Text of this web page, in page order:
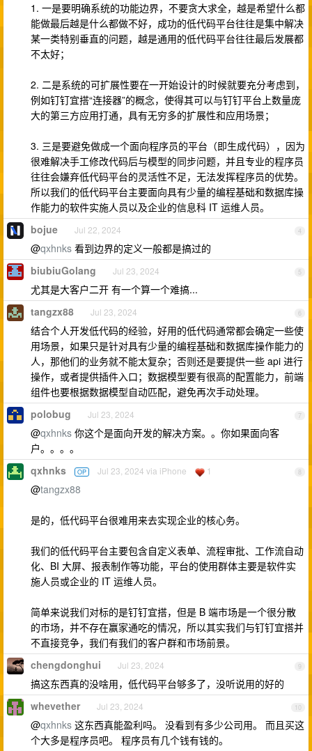
1. 一是要明确系统的功能边界，不要贪大求全，越是希望什么都
能做最后越是什么都做不好，成功的低代码平台往往是集中解决
某一类特别垂直的问题，越是通用的低代码平台往往最后发展都
不太好；
2. 二是系统的可扩展性要在一开始设计的时候就要充分考虑到，
例如钉钉宜搭“连接器”的概念，使得其可以与钉钉平台上数量庞
大的第三方应用打通，具有无穷多的扩展性和应用场景；
3. 三是要避免做成一个面向程序员的平台（即生成代码），因为
很难解决手工修改代码后与模型的同步问题，并且专业的程序员
往往会嫌弃低代码平台的灵活性不足，无法发挥程序员的优势。
所以我们的低代码平台主要面向具有少量的编程基础和数据库操
作能力的软件实施人员以及企业的信息科 IT 运维人员。
4
bojue Jul 22, 2024
@qxhnks 看到边界的定义一般都是搞过的
5
biubiuGolang Jul 23, 2024
尤其是大客户二开 有一个算一个难搞...
6
tangzx88 Jul 23, 2024
结合个人开发低代码的经验，好用的低代码通常都会确定一些使
用场景，如果只是针对具有少量的编程基础和数据库操作能力的
人，那他们的业务就不能太复杂；否则还是要提供一些 api 进行
操作，或者提供插件入口；数据模型要有很高的配置能力，前端
组件也要根据数据模型自动匹配，避免再次手动处理。
7
polobug Jul 23, 2024
@qxhnks 你这个是面向开发的解决方案。。你如果面向客
户。。。。
8
qxhnks OP Jul 23, 2024 via iPhone 1
@tangzx88
是的，低代码平台很难用来去实现企业的核心务。
我们的低代码平台主要包含自定义表单、流程审批、工作流自动
化、BI 大屏、报表制作等功能，平台的使用群体主要是软件实
施人员或企业的 IT 运维人员。
简单来说我们对标的是钉钉宜搭，但是 B 端市场是一个很分散
的市场，并不存在赢家通吃的情况，所以其实我们与钉钉宜搭并
不直接竞争，我们有我们的客户群和市场前景。
9
chengdonghui Jul 23, 2024
搞这东西真的没啥用，低代码平台够多了，没听说用的好的
10
whevether Jul 23, 2024
@qxhnks 这东西真能盈利吗。 没看到有多少公司用。 而且买这
个大多是程序员吧。 程序员有几个钱有钱的。